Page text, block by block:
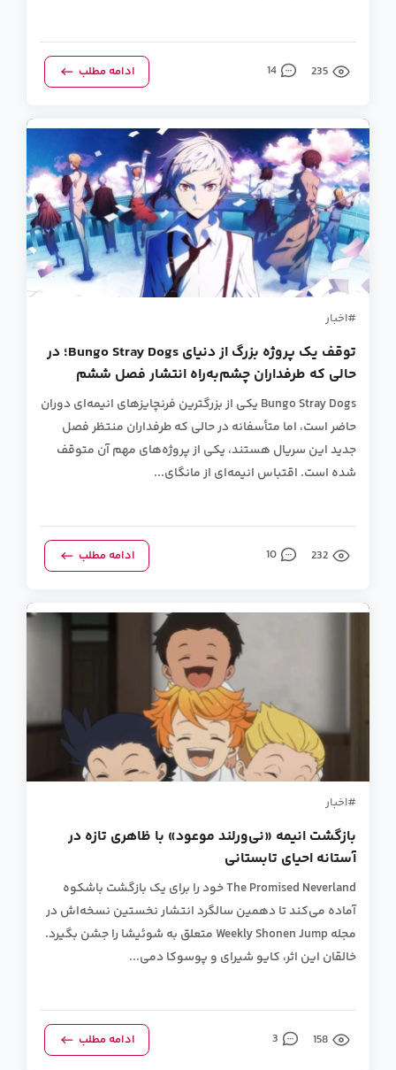
235
14 ادامه مطلب
اخبار
توقف یک پروژه بزرگ از دنیای Bungo Stray Dogs؛ در
حالی که طرفداران چشم‌به‌راه انتشار فصل ششم
هستند.
Bungo Stray Dogs یکی از بزرگترین فرنچایزهای انیمه‌ای دوران
حاضر است، اما متأسفانه در حالی که طرفداران منتظر فصل
جدید این سریال هستند، یکی از پروژه‌های مهم آن متوقف
شده است. اقتباس انیمه‌ای از مانگای...
232
10 ادامه مطلب
اخبار
بازگشت انیمه «نی‌ورلند موعود» با ظاهری تازه در
آستانه احیای تابستانی
The Promised Neverland خود را برای یک بازگشت باشکوه
آماده می‌کند تا دهمین سالگرد انتشار نخستین نسخه‌اش در
مجله Weekly Shonen Jump متعلق به شوئیشا را جشن بگیرد.
خالقان این اثر، کایو شیرای و پوسوکا دمی...
158
3 ادامه مطلب